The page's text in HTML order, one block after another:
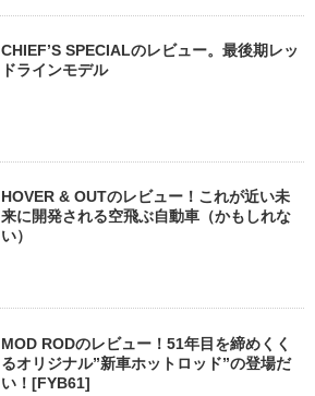
CHIEF’S SPECIALのレビュー。最後期レッ
ドラインモデル
HOVER & OUTのレビュー！これが近い未
来に開発される空飛ぶ自動車（かもしれな
い）
MOD RODのレビュー！51年目を締めくく
るオリジナル”新車ホットロッド”の登場だ
い！[FYB61]